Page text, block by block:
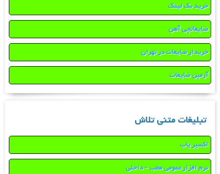
خرید بک لینک
ضایعاتچی آهن
خریدار ضایعات در تهران
آرمین ضایعات
تبلیغات متنی تلاش
اکسیر یاب
نرم افزار عمومی مطب – داخلی